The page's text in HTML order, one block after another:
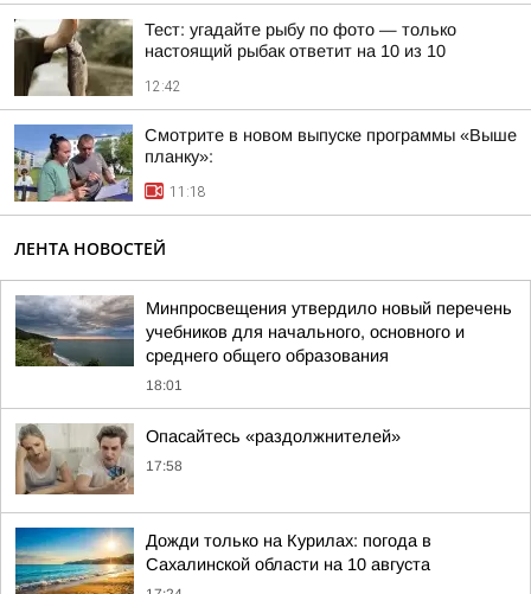
Тест: угадайте рыбу по фото — только
настоящий рыбак ответит на 10 из 10
12:42
Смотрите в новом выпуске программы «Выше
планку»:
11:18
ЛЕНТА НОВОСТЕЙ
Минпросвещения утвердило новый перечень
учебников для начального, основного и
среднего общего образования
18:01
Опасайтесь «раздолжнителей»
17:58
Дожди только на Курилах: погода в
Сахалинской области на 10 августа